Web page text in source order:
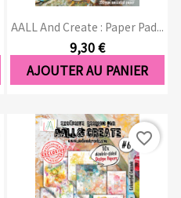
AALL And Create : Paper Pad...
9,30 €
AJOUTER AU PANIER
favorite_border